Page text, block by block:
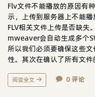
Flv文件不能播放的原因有
示，上传到服务器上不能
FLV相关文件上传是否缺
mweaver会自动生成多个
所以我们必须要确保这些
性。其次在确认了所有文
阅读全文 0 评论